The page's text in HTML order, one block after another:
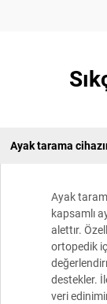
Ayak tarama
Ayak
kapsamlı
alettır.
ortopedik
destekler.
veri